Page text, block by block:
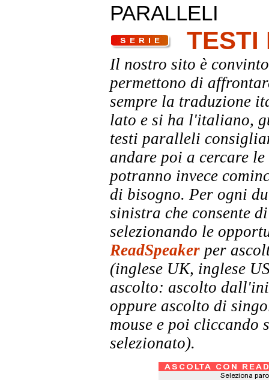
PARALLELI
TESTI
Il nostro sito è
permettono di
sempre la traduzione
lato e si ha l'italiano,
testi paralleli
andare poi a cercare
potranno invece
di bisogno. Per ogni
sinistra che consente
selezionando le
ReadSpeaker per
(inglese UK, inglese
ascolto: ascolto
oppure ascolto di
mouse e poi
selezionato).